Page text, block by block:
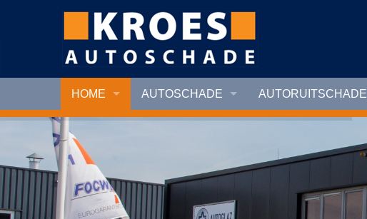
HOME AUTOSCHADE AUTORUITSCHADE